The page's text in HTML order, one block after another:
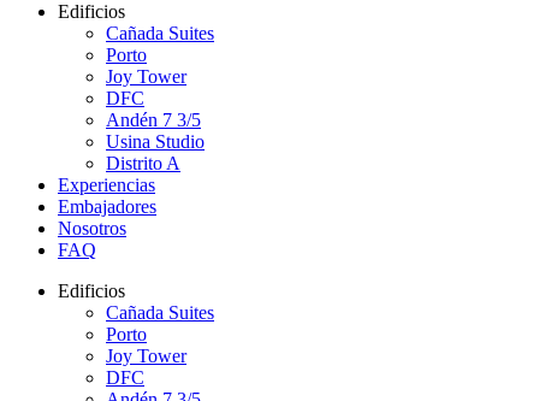
Edificios
Cañada Suites
Porto
Joy Tower
DFC
Andén 7 3/5
Usina Studio
Distrito A
Experiencias
Embajadores
Nosotros
FAQ
Edificios
Cañada Suites
Porto
Joy Tower
DFC